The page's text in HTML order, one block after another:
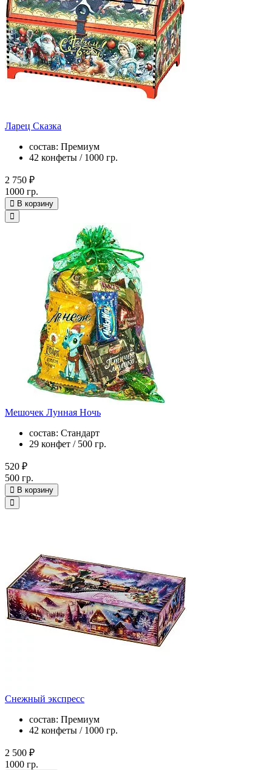
Ларец Сказка
состав: Премиум
42 конфеты / 1000 гр.
2 750 ₽
1000 гр.
В корзину
Мешочек Лунная Ночь
состав: Стандарт
29 конфет / 500 гр.
520 ₽
500 гр.
В корзину
Снежный экспресс
состав: Премиум
42 конфеты / 1000 гр.
2 500 ₽
1000 гр.